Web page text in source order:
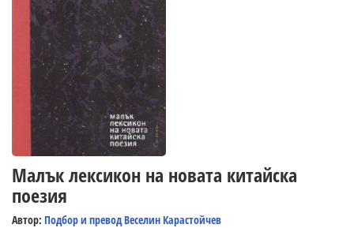
Малък лексикон на новата китайска
поезия
Автор: Подбор и превод Веселин Карастойчев